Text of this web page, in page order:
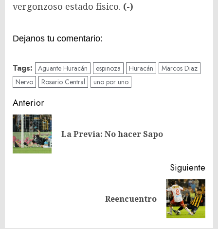
vergonzoso estado físico. (-)
Dejanos tu comentario:
Tags: Aguante Huracán espinoza Huracán
Marcos Diaz
Nervo
Rosario Central uno por uno
Navegación
de
entradas
Anterior
La Previa: No hacer Sapo
Siguiente
Reencuentro